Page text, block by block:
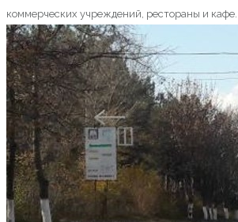
коммерческих учреждений, рестораны и кафе.